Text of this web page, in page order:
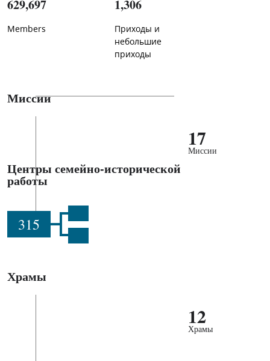
629,697
Members
1,306
Приходы и
небольшие
приходы
Миссии
17
Миссии
Центры семейно-исторической
работы
315
Храмы
12
Храмы